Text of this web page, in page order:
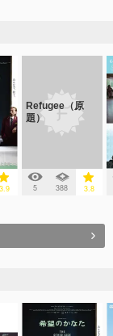
3.9
Refugee（原
題）
5 388 3.8